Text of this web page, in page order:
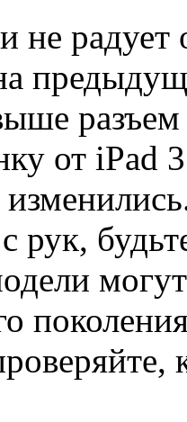
не
от iPad
рук,